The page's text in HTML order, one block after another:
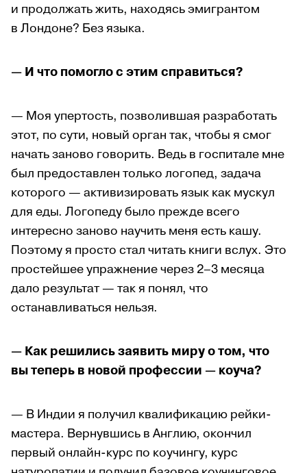
и продолжать жить, находясь эмигрантом
в Лондоне? Без языка.
— И что помогло с этим справиться?
— Моя упертость, позволившая разработать
этот, по сути, новый орган так, чтобы я смог
начать заново говорить. Ведь в госпитале мне
был предоставлен только логопед, задача
которого — активизировать язык как мускул
для еды. Логопеду было прежде всего
интересно заново научить меня есть кашу.
Поэтому я просто стал читать книги вслух. Это
простейшее упражнение через 2–3 месяца
дало результат — так я понял, что
останавливаться нельзя.
— Как решились заявить миру о том, что
вы теперь в новой профессии — коуча?
— В Индии я получил квалификацию рейки-
мастера. Вернувшись в Англию, окончил
первый онлайн-курс по коучингу, курс